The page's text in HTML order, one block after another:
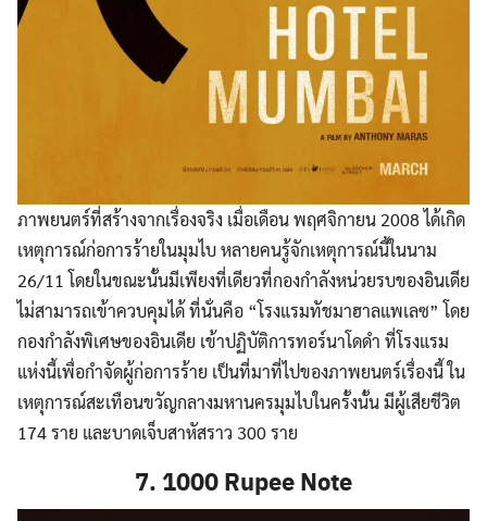
ภาพยนตร์ที่สร้างจากเรื่องจริง เมื่อเดือน พฤศจิกายน 2008 ได้เกิด
เหตุการณ์ก่อการร้ายในมุมไบ หลายคนรู้จักเหตุการณ์นี้ในนาม
26/11 โดยในขณะนั้นมีเพียงที่เดียวที่กองกำลังหน่วยรบของอินเดีย
ไม่สามารถเข้าควบคุมได้ ที่นั่นคือ “โรงแรมทัชมาฮาลแพเลซ” โดย
กองกำลังพิเศษของอินเดีย เข้าปฏิบัติการทอร์นาโดดำ ที่โรงแรม
แห่งนี้เพื่อกำจัดผู้ก่อการร้าย เป็นที่มาที่ไปของภาพยนตร์เรื่องนี้ ใน
เหตุการณ์สะเทือนขวัญกลางมหานครมุมไบในครั้งนั้น มีผู้เสียชีวิต
174 ราย และบาดเจ็บสาหัสราว 300 ราย
7. 1000 Rupee Note